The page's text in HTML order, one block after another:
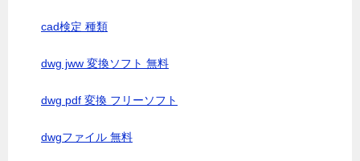
cad検定 種類
dwg jww 変換ソフト 無料
dwg pdf 変換 フリーソフト
dwgファイル 無料